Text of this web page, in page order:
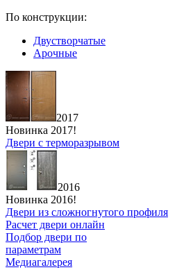
По конструкции:
Двустворчатые
Арочные
2017
Новинка 2017!
Двери с терморазрывом
2016
Новинка 2016!
Двери из сложногнутого профиля
Расчет двери онлайн
Подбор двери по
параметрам
Медиагалерея